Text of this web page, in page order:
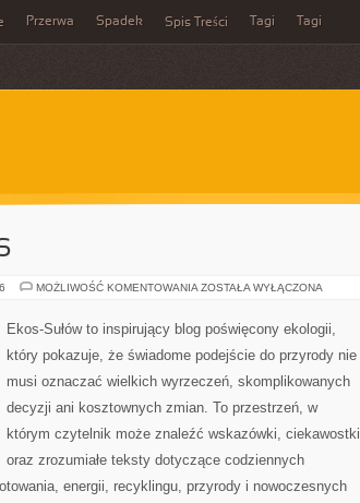
Przerwa Spadek Spis Treści Tagi Tagi
MOŻLIWOŚĆ KOMENTOWANIA CZYTELNICZY
ZOSTAŁA WYŁĄCZONA
Ekos-Sułów to inspirujący blog poświęcony ekologii,
który pokazuje, że świadome podejście do przyrody nie
musi oznaczać wielkich wyrzeczeń, skomplikowanych
decyzji ani kosztownych zmian. To przestrzeń, w
którym czytelnik może znaleźć wskazówki, ciekawostki
oraz zrozumiałe teksty dotyczące codziennych
energii, recyklingu, przyrody i nowoczesnych